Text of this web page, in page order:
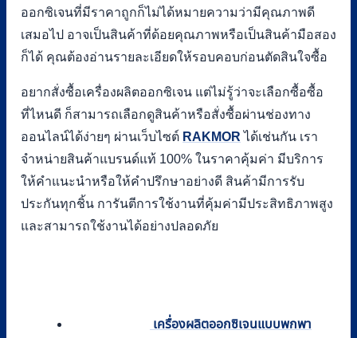
ออกซิเจนที่มีราคาถูกก็ไม่ได้หมายความว่ามีคุณภาพดี
เสมอไป อาจเป็นสินค้าที่ด้อยคุณภาพหรือเป็นสินค้ามือสอง
ก็ได้ คุณต้องอ่านรายละเอียดให้รอบคอบก่อนตัดสินใจซื้อ
อยากสั่งซื้อเครื่องผลิตออกซิเจน แต่ไม่รู้ว่าจะเลือกซื้อซื้อ
ที่ไหนดี ก็สามารถเลือกดูสินค้าหรือสั่งซื้อผ่านช่องทาง
ออนไลน์ได้ง่ายๆ ผ่านเว็บไซต์ RAKMOR ได้เช่นกัน เรา
จำหน่ายสินค้าแบรนด์แท้ 100% ในราคาคุ้มค่า มีบริการ
ให้คำแนะนำหรือให้คำปรึกษาอย่างดี สินค้ามีการรับ
ประกันทุกชิ้น การันตีการใช้งานที่คุ้มค่ามีประสิทธิภาพสูง
และสามารถใช้งานได้อย่างปลอดภัย
เครื่องผลิตออกซิเจนแบบพกพา